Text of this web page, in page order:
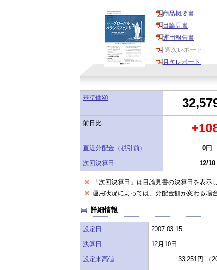
商品概要書
目論見書
運用報告書
週次レポート
月次レポート
基準価額
前日比
直近分配金（税引前） 0円
次回決算日 12/10
※
「次回決算日」は目論見書の決算日を表示
※ 運用状況によっては、分配金額が変わる場
詳細情報
設定日 2007.03.15
決算日 12月10日
設定来高値 33,251円 （